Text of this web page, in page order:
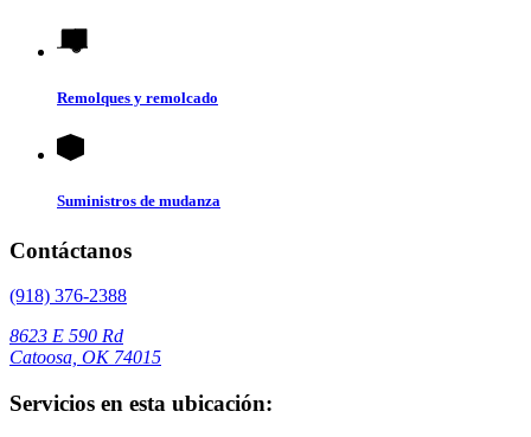
Remolques y remolcado
Suministros de mudanza
Contáctanos
(918) 376-2388
8623 E 590 Rd
Catoosa, OK 74015
Servicios en esta ubicación: